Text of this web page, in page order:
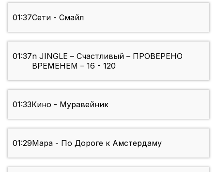
01:37Сети - Смайл
01:37n JINGLE – Счастливый – ПРОВЕРЕНО
ВРЕМЕНЕМ – 16 - 120
01:33Кино - Муравейник
01:29Мара - По Дороге к Амстердаму